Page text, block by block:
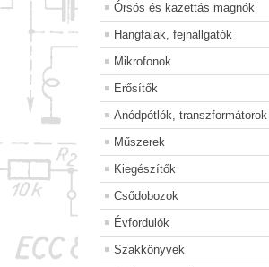
Órsós és kazettás magnók
Hangfalak, fejhallgatók
Mikrofonok
Erősítők
Anódpótlók, transzformátorok
Műszerek
Kiegészítők
Csődobozok
Évfordulók
Szakkönyvek